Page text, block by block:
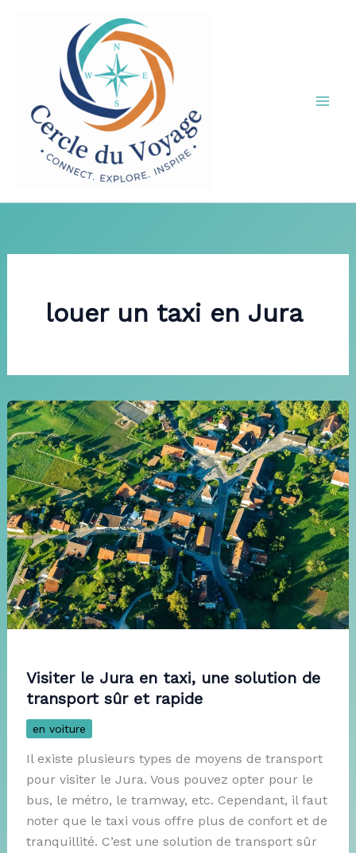
louer un taxi en Jura
Visiter le Jura en taxi, une solution de
transport sûr et rapide
en voiture
Il existe plusieurs types de moyens de transport
pour visiter le Jura. Vous pouvez opter pour le
bus, le métro, le tramway, etc. Cependant, il faut
noter que le taxi vous offre plus de confort et de
tranquillité. C’est une solution de transport sûr